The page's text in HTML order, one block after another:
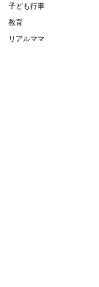
子ども行事
教育
リアルママ